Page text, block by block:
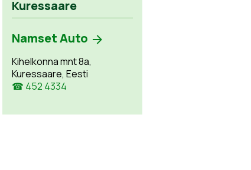
Kuressaare
Namset Auto
Kihelkonna mnt 8a,
Kuressaare, Eesti
☎ 452 4334